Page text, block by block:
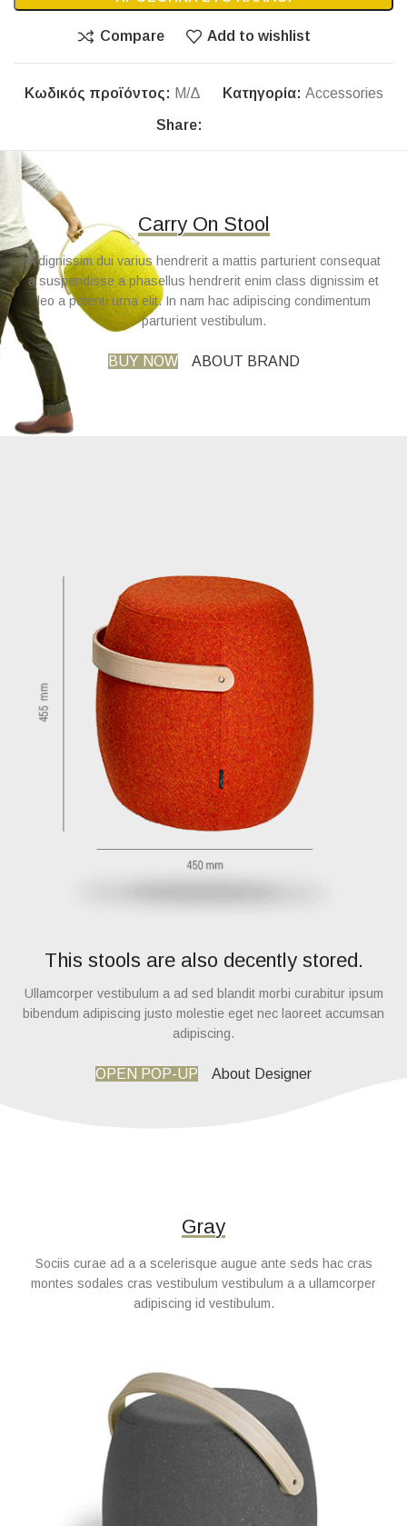
Compare Add to wishlist
Κωδικός προϊόντος: Μ/Δ Κατηγορία: Accessories
Share:
Carry On Stool
A dignissim dui varius hendrerit a mattis parturient consequat
a suspendisse a phasellus hendrerit enim class dignissim et
leo a potenti urna elit. In nam hac adipiscing condimentum
parturient vestibulum.
BUY NOW ABOUT BRAND
This stools are also decently stored.
Ullamcorper vestibulum a ad sed blandit morbi curabitur ipsum
bibendum adipiscing justo molestie eget nec laoreet accumsan
adipiscing.
OPEN POP-UP About Designer
Gray
Sociis curae ad a a scelerisque augue ante seds hac cras
montes sodales cras vestibulum vestibulum a a ullamcorper
adipiscing id vestibulum.